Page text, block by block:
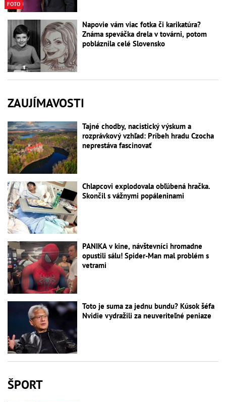
FOTO
Napovie vám viac fotka či karikatúra?
Známa speváčka drela v továrni, potom
pobláznila celé Slovensko
ZAUJÍMAVOSTI
Tajné chodby, nacistický výskum a
rozprávkový vzhľad: Príbeh hradu Czocha
neprestáva fascinovať
Chlapcovi explodovala obľúbená hračka.
Skončil s vážnymi popáleninami
PANIKA v kine, návštevníci hromadne
opustili sálu! Spider-Man mal problém s
vetrami
Toto je suma za jednu bundu? Kúsok šéfa
Nvidie vydražili za neuveriteľné peniaze
ŠPORT